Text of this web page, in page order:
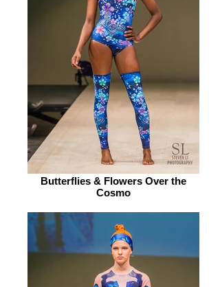
Butterflies & Flowers Over the
Cosmo